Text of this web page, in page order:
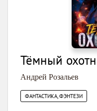
Тёмный
Андрей Розальев
ФАНТАСТИКА, ФЭНТЕЗИ